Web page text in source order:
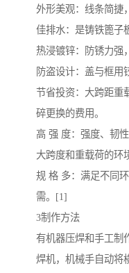
外形美观：线条简捷
佳排水：是铸铁篦子
热浸镀锌：防锈力强
防盗设计：盖与框用
节省投资：大跨距重
碎更换的费用。
高 强 度：强度、韧
大跨度和重载荷的环
规 格 多：满足不同
需。[1]
3制作方法
有机器压焊和手工制
焊机，机械手自动将